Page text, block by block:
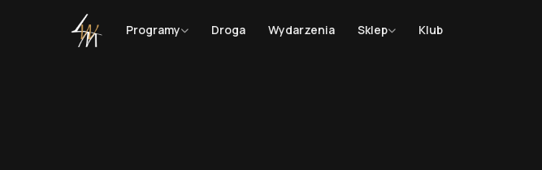
Programy Droga Wydarzenia Sklep Klub